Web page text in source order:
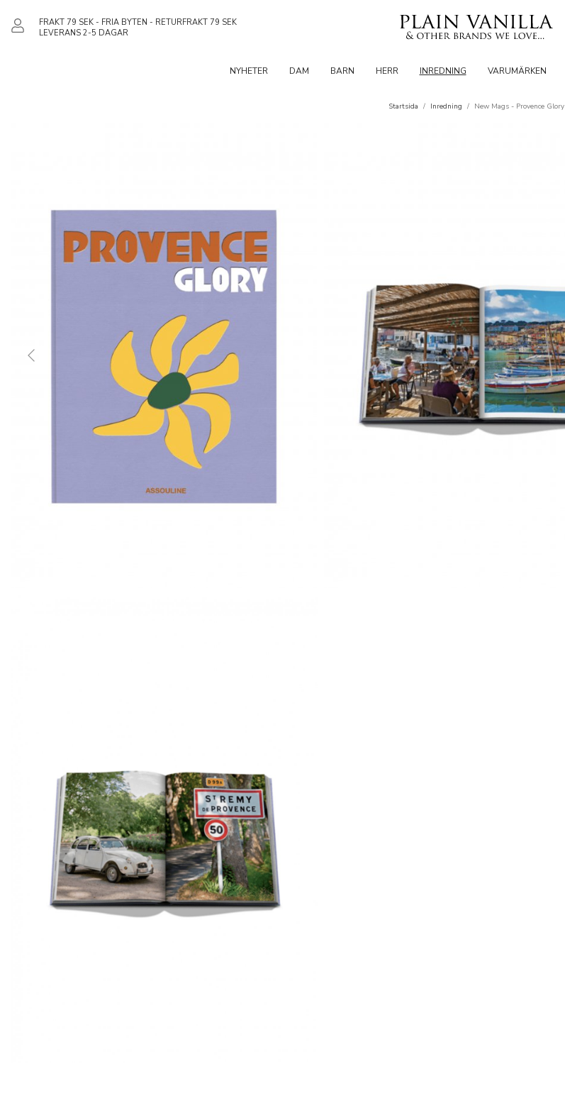
FRAKT 79 SEK - FRIA BYTEN - RETURFRAKT 79 SEK
LEVERANS 2-5 DAGAR
NYHETER DAM BARN HERR INREDNING VARUMÄRKEN
Startsida / Inredning / New Mags - Provence Glory